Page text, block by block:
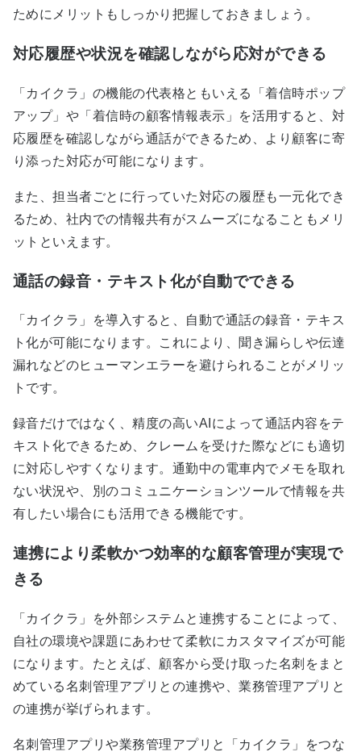
ためにメリットもしっかり把握しておきましょう。
対応履歴や状況を確認しながら応対ができる
「カイクラ」の機能の代表格ともいえる「着信時ポップ
アップ」や「着信時の顧客情報表示」を活用すると、対
応履歴を確認しながら通話ができるため、より顧客に寄
り添った対応が可能になります。
また、担当者ごとに行っていた対応の履歴も一元化でき
るため、社内での情報共有がスムーズになることもメリ
ットといえます。
通話の録音・テキスト化が自動でできる
「カイクラ」を導入すると、自動で通話の録音・テキス
ト化が可能になります。これにより、聞き漏らしや伝達
漏れなどのヒューマンエラーを避けられることがメリッ
トです。
録音だけではなく、精度の高いAIによって通話内容をテ
キスト化できるため、クレームを受けた際などにも適切
に対応しやすくなります。通勤中の電車内でメモを取れ
ない状況や、別のコミュニケーションツールで情報を共
有したい場合にも活用できる機能です。
連携により柔軟かつ効率的な顧客管理が実現で
きる
「カイクラ」を外部システムと連携することによって、
自社の環境や課題にあわせて柔軟にカスタマイズが可能
になります。たとえば、顧客から受け取った名刺をまと
めている名刺管理アプリとの連携や、業務管理アプリと
の連携が挙げられます。
名刺管理アプリや業務管理アプリと「カイクラ」をつな